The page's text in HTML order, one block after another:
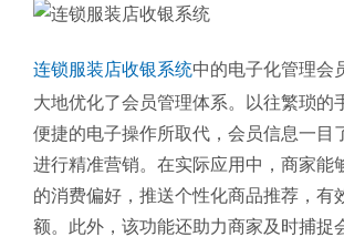
连锁服装店收银系统中的电子化管理会
大地优化了会员管理体系。以往繁琐的
便捷的电子操作所取代，会员信息一目
进行精准营销。在实际应用中，商家能
的消费偏好，推送个性化商品推荐，有
额。此外，该功能还助力商家及时捕捉